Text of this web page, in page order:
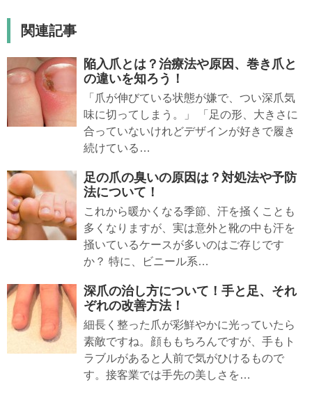
関連記事
陥入爪とは？治療法や原因、巻き爪と
の違いを知ろう！
「爪が伸びている状態が嫌で、つい深爪気
味に切ってしまう。」 「足の形、大きさに
合っていないけれどデザインが好きで履き
続けている…
足の爪の臭いの原因は？対処法や予防
法について！
これから暖かくなる季節、汗を掻くことも
多くなりますが、実は意外と靴の中も汗を
掻いているケースが多いのはご存じです
か？ 特に、ビニール系…
深爪の治し方について！手と足、それ
ぞれの改善方法！
細長く整った爪が彩鮮やかに光っていたら
素敵ですね。顔ももちろんですが、手もト
ラブルがあると人前で気がひけるもので
す。接客業では手先の美しさを…